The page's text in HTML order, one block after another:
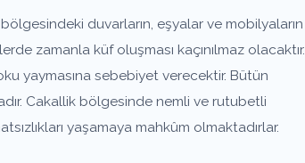
duvarların, eşyalar ve mobilyaların
zamanla küf oluşması kaçınılmaz olacaktır.
yaymasına sebebiyet verecektir. Bütün
Cakallik bölgesinde nemli ve rutubetli
yaşamaya mahkûm olmaktadırlar.